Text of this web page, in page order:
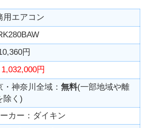
用エアコン
円
1,032,000円
・神奈川全域：無料(一部地域や離
除く)
カー：ダイキン